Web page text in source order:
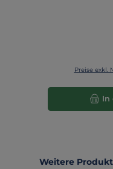
Preise exkl.
In
Produktgalerie
Weitere